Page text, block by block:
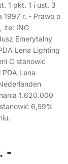
1 pkt. 1 i ust. 3
1997 r. - Prawo o
że: ING
Emerytalny
Lena Lighting
C stanowić
Lena
1.620.000
6,59%
-